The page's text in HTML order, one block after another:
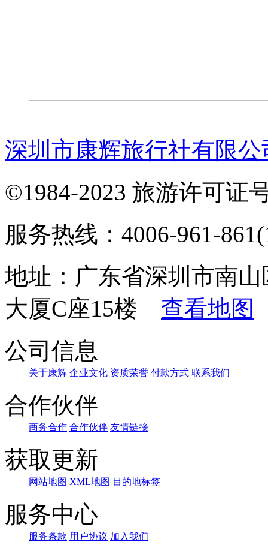
深圳市康辉旅行社有限
©1984-2023 旅游许可证
服务热线：4006-961-
地址：广东省深圳市南
大厦C座15楼 查看地图
公司信息
关于康辉 企业文化 资质荣誉 付款方式 联系我们
合作伙伴
商务合作 合作伙伴 友情链接
获取更新
网站地图 XML地图 目的地标签
服务中心
服务条款 用户协议 加入我们